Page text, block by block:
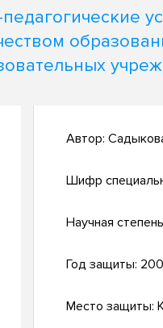
Автор:
Шифр
Научная
Год защиты:
Место защиты: